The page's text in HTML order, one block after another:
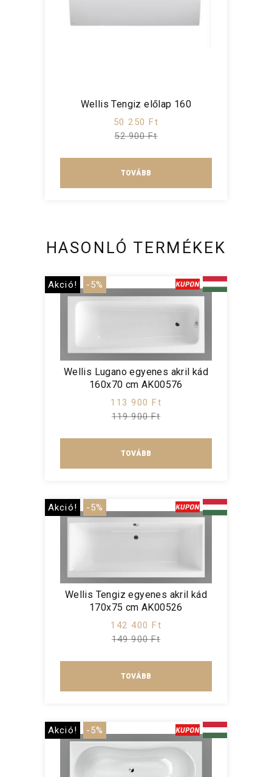
Wellis Tengiz előlap 160
50 250 Ft
52 900 Ft
TOVÁBB
HASONLÓ TERMÉKEK
Akció! -5%
Wellis Lugano egyenes akril kád
160x70 cm AK00576
113 900 Ft
119 900 Ft
TOVÁBB
Akció! -5%
Wellis Tengiz egyenes akril kád
170x75 cm AK00526
142 400 Ft
149 900 Ft
TOVÁBB
Akció! -5%